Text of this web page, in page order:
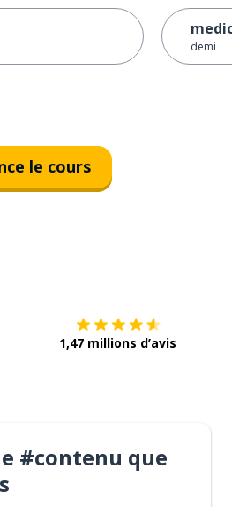
demi
le cours
1,47 millions d’avis
#contenu que